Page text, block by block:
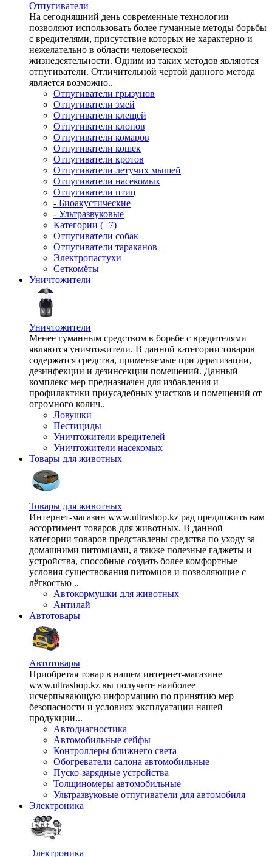
Отпугиватели
На сегодняшний день современные технологии
позволяют использовать более гуманные методы борьбы
с вредителями, присутствие которых не характерно и
нежелательно в области человеческой
жизнедеятельности. Одним из таких методов являются
отпугиватели. Отличительной чертой данного метода
является возможно..
Отпугиватели грызунов
Отпугиватели змей
Отпугиватели клещей
Отпугиватели клопов
Отпугиватели комаров
Отпугиватели кошек
Отпугиватели кротов
Отпугиватели летучих мышей
Отпугиватели насекомых
Отпугиватели птиц
- Биоакустические
- Ультразвуковые
Категории (+7)
Отпугиватели собак
Отпугиватели тараканов
Электропастухи
Сеткомёты
Уничтожители
Уничтожители
Менее гуманным средством в борьбе с вредителями
являются уничтожители. В данной категории товаров
содержатся средства, применяемые при дератизации,
дезинфекции и дезинсекции помещений. Данный
комплекс мер предназначен для избавления и
профилактики приусадебных участков и помещений от
огромного колич..
Ловушки
Пестициды
Уничтожители вредителей
Уничтожители насекомых
Товары для животных
Товары для животных
Интернет-магазин www.ultrashop.kz рад предложить вам
ассортимент товаров для животных. В данной
категории товаров представлены средства по уходу за
домашними питомцами, а также полезные гаджеты и
устройства, способные создать более комфортные
условия существования питомцов и позволяющие с
лёгкостью ..
Автокормушки для животных
Антилай
Автотовары
Автотовары
Приобретая товар в нашем интернет-магазине
www.ultrashop.kz вы получите наиболее
исчерпывающую информацию по принятию мер
безопасности и условиях эксплуатации нашей
продукции...
Автодиагностика
Автомобильные сейфы
Контроллеры ближнего света
Обогреватели салона автомобильные
Пуско-зарядные устройства
Толщиномеры автомобильные
Ультразвуковые отпугиватели для автомобиля
Электроника
Электроника